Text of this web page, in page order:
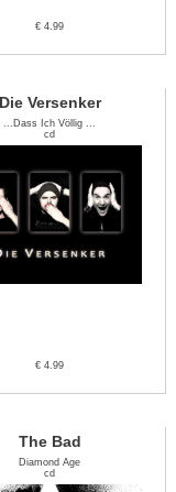
€ 4.99
Die Versenker
...Dass Ich Völlig ...
cd
€ 4.99
The Bad
Diamond Age
cd